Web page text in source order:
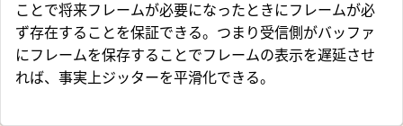
ことで将来フレームが必要になったときにフレームが必
ず存在することを保証できる。つまり受信側がバッファ
にフレームを保存することでフレームの表示を遅延させ
れば、事実上ジッターを平滑化できる。